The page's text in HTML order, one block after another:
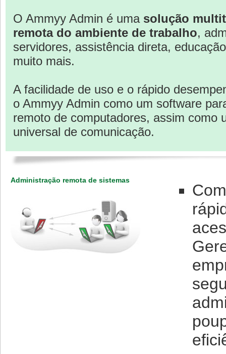
O Ammyy Admin é uma solução
remota do ambiente de trabalho,
servidores, assistência direta,
muito mais.
A facilidade de uso e o rápido
o Ammyy Admin como um software
remoto de computadores, assim como
universal de comunicação.
Administração remota de sistemas